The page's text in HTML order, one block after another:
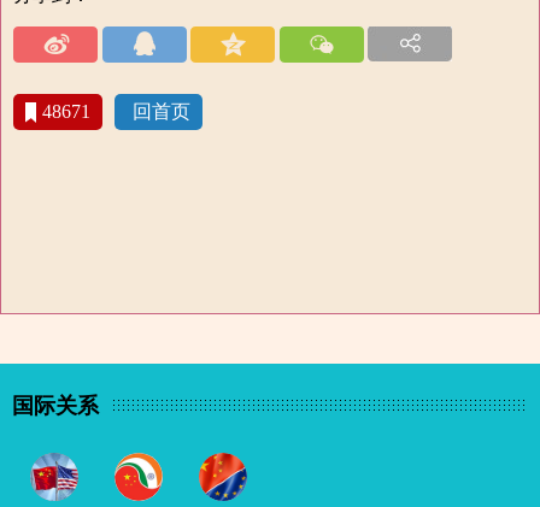
48671 回首页
国际关系